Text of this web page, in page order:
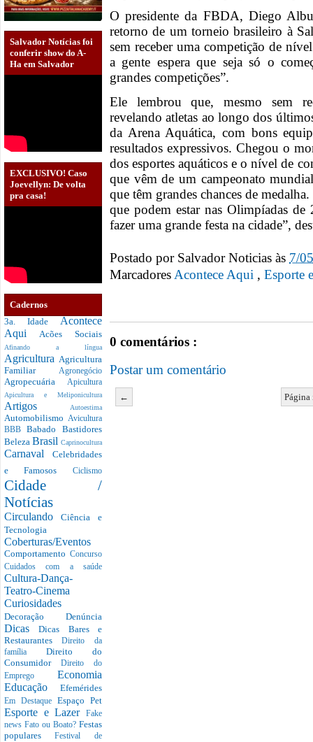
Salvador Notícias foi
conferir show do A-
Ha em Salvador
EXCLUSIVO! Caso
Joevellyn: De volta
pra casa!
Cadernos
3a. Idade Acontece
Aqui Acões Sociais
Afinando a língua
Agricultura Agricultura
Familiar Agronegócio
Agropecuária Apicultura
Apicultura e Meliponicultura
Artigos Autoestima
Automobilismo Avicultura
BBBBabado Bastidores
Beleza Brasil Caprinocultura
Carnaval Celebridades
e Famosos Ciclismo
Cidade /
Notícias
CirculandoCiência e
Tecnologia
Coberturas/Eventos
Comportamento Concurso
Cuidados com a saúde
Cultura-Dança-
Teatro-Cinema
Curiosidades
Decoração Denúncia
DicasDicas Bares e
RestaurantesDireito da
família Direito do
Consumidor Direito do
Emprego Economia
Educação Efemérides
Em Destaque Espaço Pet
Esporte e Lazer
Fake
news Fato ou Boato? Festas
popularesFestival de
O presidente da FBDA, Diego
retorno de um torneio brasileiro à
sem receber uma competição de
a gente espera que seja só o
grandes competições”.
Ele lembrou que, mesmo sem
revelando atletas ao longo dos
da Arena Aquática, com bons
resultados expressivos. Chegou o
dos esportes aquáticos e o nível de
que vêm de um campeonato
que têm grandes chances de
que podem estar nas Olimpíadas
fazer uma grande festa na cidade”,
Postado por Salvador Noticias às 7/
MarcadoresAcontece Aqui , Esporte
0 comentários :
Postar um comentário
←